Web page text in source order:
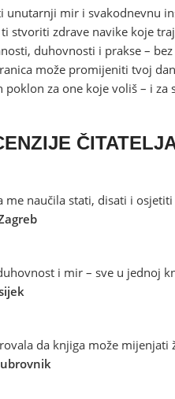
unutarnji mir i svakodnevnu
stvoriti zdrave navike koje
duhovnosti i prakse –
može promijeniti tvoj dan
za one koje voliš – i za
me naučila stati, disati i
i mir – sve u jednoj
da knjiga može mijenjati